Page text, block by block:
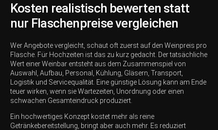
Kosten realistisch bewerten statt
nur Flaschenpreise vergleichen
Wer Angebote vergleicht, schaut oft zuerst auf den Weinpreis pro
Flasche. Für Hochzeiten ist das zu kurz gedacht. Der tatsächliche
Wert einer Weinbar entsteht aus dem Zusammenspiel von
Auswahl, Aufbau, Personal, Kühlung, Gläsern, Transport,
Logistik und Servicequalität. Eine günstige Lösung kann am Ende
teuer wirken, wenn sie Wartezeiten, Unordnung oder einen
schwachen Gesamteindruck produziert.
Ein hochwertiges Konzept kostet mehr als reine
Getränkebereitstellung, bringt aber auch mehr. Es reduziert